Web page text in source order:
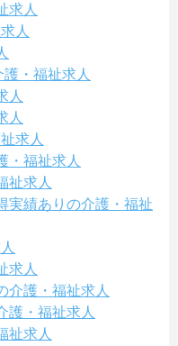
求人
人
・福祉求人
人
人
求人
・福祉求人
祉求人
実績ありの介護・福祉
求人
介護・福祉求人
護・福祉求人
祉求人